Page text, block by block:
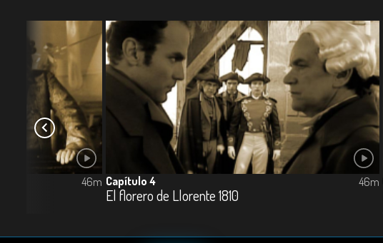
46m Capítulo 4
El florero de Llorente 1810
46m